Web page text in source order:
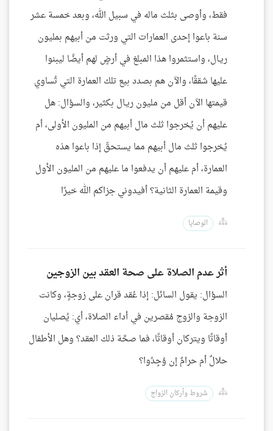
فقط، وأوصى بثلث ماله في سبيل الله، وبعد خمسة عشر
سنة باعوا إحدى العمارات التي ورثت من أبيهم بمليون
ريـال، واستثمروا هذا المبلغ في أرضٍ لهم أيضًا ليبنوا
عليها شققًا، والآن هم بصدد بيع تلك العمارة التي تُساوي
قيمتها الآن أقل من مليون ريـال بكثير، والسؤال: هل
عليهم أن يُخرجوا ثلث مال أبيهم من المليون الأولى، أم
يُخرجوا ثلث مال أبيهم مما يستحقّ إذا باعوا هذه
العمارة، أم عليهم أن يدفعوا ما عليهم من المليون الأول
وقيمة العمارة الثانية؟ أفيدوني جزاكم الله خيرًا
الوصايا
أثر عدم الصلاة على صحة العقد بين الزوجين
السؤال: يقول السائل: إذا عُقد قران على زوجةٍ، وكانت
الزوجة والزوج مُقصرين في أداء الصلاة، أي: يُصليان
أوقاتًا ويتركان أوقاتًا، فما صحَّة ذلك العقد؟ وهل الأطفال
حلالٌ أم حرامٌ إن وُجِدُوا؟
شروط وأركان الزواج